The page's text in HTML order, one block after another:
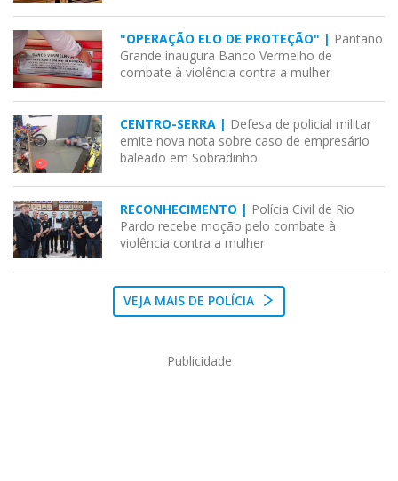
"OPERAÇÃO ELO DE PROTEÇÃO" | Pantano
Grande inaugura Banco Vermelho de
combate à violência contra a mulher
CENTRO-SERRA | Defesa de policial militar
emite nova nota sobre caso de empresário
baleado em Sobradinho
RECONHECIMENTO | Polícia Civil de Rio
Pardo recebe moção pelo combate à
violência contra a mulher
VEJA MAIS DE POLÍCIA
Publicidade